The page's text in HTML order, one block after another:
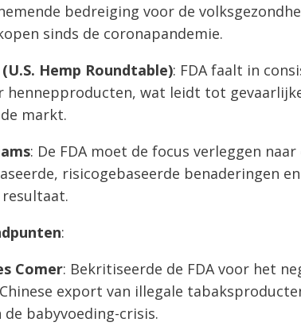
bedreiging voor de
sinds de coronapandemie.
Hemp Roundtable): FDA faalt in
hennepproducten, wat leidt tot
markt.
: De FDA moet de focus verleggen
risicogebaseerde benaderingen
:
Comer: Bekritiseerde de FDA voor het
Chinese export van illegale
babyvoeding-crisis.